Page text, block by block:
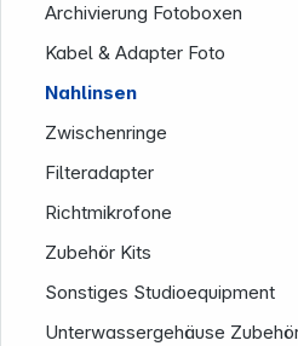
Archivierung Fotoboxen
Kabel & Adapter Foto
Nahlinsen
Zwischenringe
Filteradapter
Richtmikrofone
Zubehör Kits
Sonstiges Studioequipment
Unterwassergehäuse